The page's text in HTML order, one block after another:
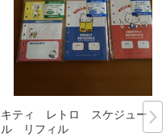
キティ レトロ スケジュー
ル リフィル